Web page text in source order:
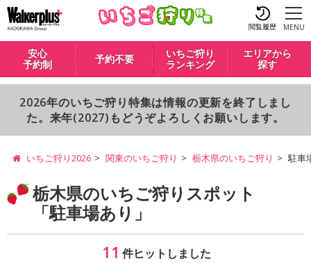
閲覧履歴 MENU
安心
予約制
予約不要
いちご狩り
ランキング
エリアから
探す
2026年のいちご狩り特集は情報の更新を終了しまし
た。来年(2027)もどうぞよろしくお願いします。
いちご狩り2026 関東のいちご狩り 栃木県のいちご狩り 駐車
栃木県のいちご狩りスポット
「駐車場あり」
11 件ヒットしました